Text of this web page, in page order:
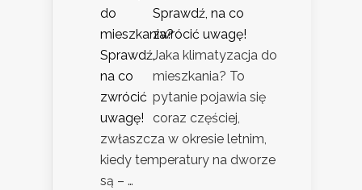
Sprawdź, na co
zwrócić uwagę!
Jaka klimatyzacja do
mieszkania? To
pytanie pojawia się
coraz częściej,
zwłaszcza w okresie letnim,
kiedy temperatury na dworze
są – …